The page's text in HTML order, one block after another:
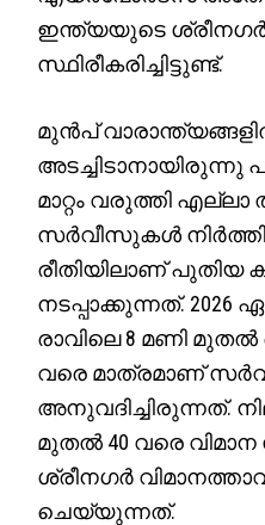
ഇന്ത്യയുടെ
സ്ഥിരീകരിച്ചിട്ടുണ്ട്.
മുൻപ്
അടച്ചിടാനായിരുന്നു
മാറ്റം വരുത്തി
സർവീസുകൾ
രീതിയിലാണ് പുതിയ
നടപ്പാക്കുന്നത്.
രാവിലെ 8 മണി
വരെ മാത്രമാണ്
അനുവദിച്ചിരുന്നത്.
മുതൽ 40 വരെ
ശ്രീനഗർ
ചെയ്യുന്നത്.